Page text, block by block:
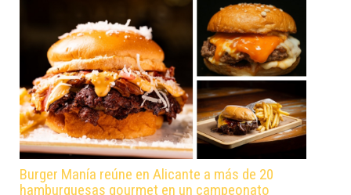
Burger Manía reúne en Alicante a más de 20
hamburguesas gourmet en un campeonato